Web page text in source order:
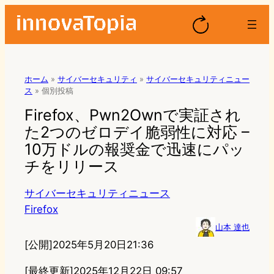
ホーム » サイバーセキュリティ » サイバーセキュリティニュー
ス » 個別投稿
Firefox、Pwn2Ownで実証され
た2つのゼロデイ脆弱性に対応 –
10万ドルの報奨金で迅速にパッ
チをリリース
サイバーセキュリティニュース
Firefox
山本 達也
[公開]2025年5月20日21:36
[最終更新]2025年12月22日 09:57